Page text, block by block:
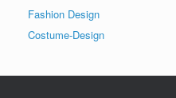
Fashion Design
Costume-Design